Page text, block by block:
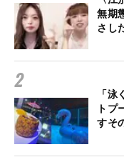
無期
さし
「
トプ
すそ